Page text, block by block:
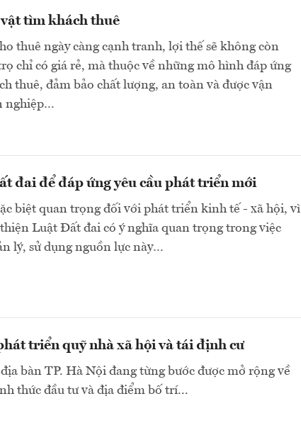
tìm khách thuê
thuê ngày càng cạnh tranh, lợi thế sẽ không còn
chỉ có giá rẻ, mà thuộc về những mô hình đáp ứng
thuê, đảm bảo chất lượng, an toàn và được vận
nghiệp…
đai để đáp ứng yêu cầu phát triển mới
biệt quan trọng đối với phát triển kinh tế - xã hội, vì
Luật Đất đai có ý nghĩa quan trọng trong việc
lý, sử dụng nguồn lực này…
triển quỹ nhà xã hội và tái định cư
bàn TP. Hà Nội đang từng bước được mở rộng về
thức đầu tư và địa điểm bố trí...